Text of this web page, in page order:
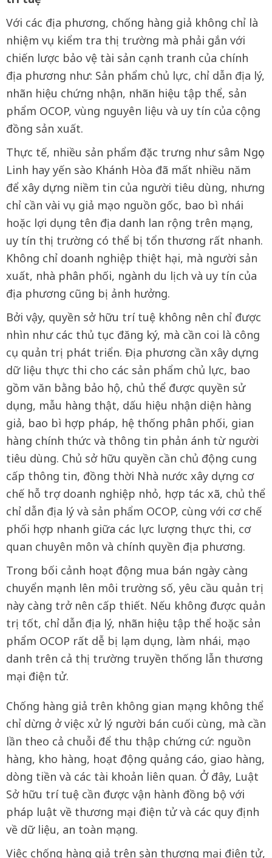
Với các địa phương, chống hàng giả không chỉ là
nhiệm vụ kiểm tra thị trường mà phải gắn với
chiến lược bảo vệ tài sản cạnh tranh của chính
địa phương như: Sản phẩm chủ lực, chỉ dẫn địa lý,
nhãn hiệu chứng nhận, nhãn hiệu tập thể, sản
phẩm OCOP, vùng nguyên liệu và uy tín của cộng
đồng sản xuất.
Thực tế, nhiều sản phẩm đặc trưng như sâm Ngọc
Linh hay yến sào Khánh Hòa đã mất nhiều năm
để xây dựng niềm tin của người tiêu dùng, nhưng
chỉ cần vài vụ giả mạo nguồn gốc, bao bì nhái
hoặc lợi dụng tên địa danh lan rộng trên mạng,
uy tín thị trường có thể bị tổn thương rất nhanh.
Không chỉ doanh nghiệp thiệt hại, mà người sản
xuất, nhà phân phối, ngành du lịch và uy tín của
địa phương cũng bị ảnh hưởng.
Bởi vậy, quyền sở hữu trí tuệ không nên chỉ được
nhìn như các thủ tục đăng ký, mà cần coi là công
cụ quản trị phát triển. Địa phương cần xây dựng
dữ liệu thực thi cho các sản phẩm chủ lực, bao
gồm văn bằng bảo hộ, chủ thể được quyền sử
dụng, mẫu hàng thật, dấu hiệu nhận diện hàng
giả, bao bì hợp pháp, hệ thống phân phối, gian
hàng chính thức và thông tin phản ánh từ người
tiêu dùng. Chủ sở hữu quyền cần chủ động cung
cấp thông tin, đồng thời Nhà nước xây dựng cơ
chế hỗ trợ doanh nghiệp nhỏ, hợp tác xã, chủ thể
chỉ dẫn địa lý và sản phẩm OCOP, cùng với cơ chế
phối hợp nhanh giữa các lực lượng thực thi, cơ
quan chuyên môn và chính quyền địa phương.
Trong bối cảnh hoạt động mua bán ngày càng
chuyển mạnh lên môi trường số, yêu cầu quản trị
này càng trở nên cấp thiết. Nếu không được quản
trị tốt, chỉ dẫn địa lý, nhãn hiệu tập thể hoặc sản
phẩm OCOP rất dễ bị lạm dụng, làm nhái, mạo
danh trên cả thị trường truyền thống lẫn thương
mại điện tử.
Chống hàng giả trên không gian mạng không thể
chỉ dừng ở việc xử lý người bán cuối cùng, mà cần
lần theo cả chuỗi để thu thập chứng cứ: nguồn
hàng, kho hàng, hoạt động quảng cáo, giao hàng,
dòng tiền và các tài khoản liên quan. Ở đây, Luật
Sở hữu trí tuệ cần được vận hành đồng bộ với
pháp luật về thương mại điện tử và các quy định
về dữ liệu, an toàn mạng.
Việc chống hàng giả trên sàn thương mại điện tử,